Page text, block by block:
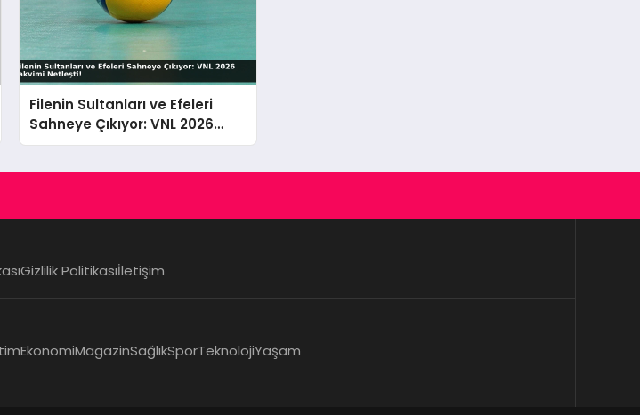
Filenin Sultanları ve Efeleri
Sahneye Çıkıyor: VNL 2026
Takvimi Netleşti!
Gizlilik Politikasıİletişim
EkonomiMagazinSağlıkSporTeknolojiYaşam